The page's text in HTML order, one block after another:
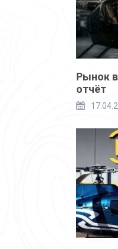
Рынок
отчёт